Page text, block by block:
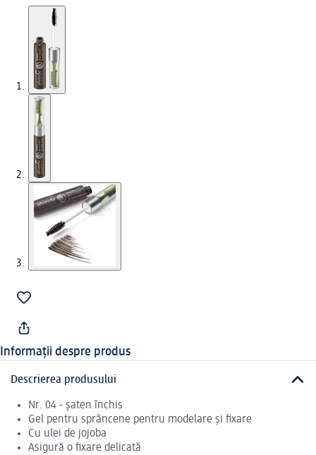
Informații despre produs
Descrierea produsului
Nr. 04 - șaten închis
Gel pentru sprâncene pentru modelare și fixare
Cu ulei de jojoba
Asigură o fixare delicată